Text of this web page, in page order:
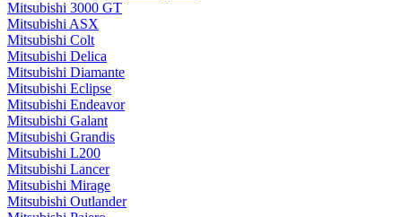
Mitsubishi 3000 GT
Mitsubishi ASX
Mitsubishi Colt
Mitsubishi Delica
Mitsubishi Diamante
Mitsubishi Eclipse
Mitsubishi Endeavor
Mitsubishi Galant
Mitsubishi Grandis
Mitsubishi L200
Mitsubishi Lancer
Mitsubishi Mirage
Mitsubishi Outlander